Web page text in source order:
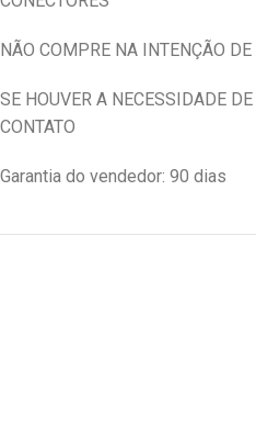
NÃO COMPRE NA INTENÇÃO
SE HOUVER A NECESSIDADE
CONTATO
Garantia do vendedor: 90 dias